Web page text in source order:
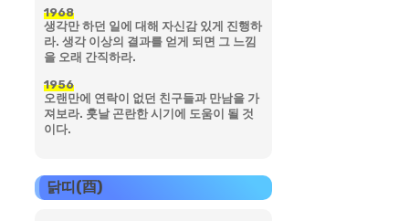
1968
생각만 하던 일에 대해 자신감 있게 진행하
라. 생각 이상의 결과를 얻게 되면 그 느낌
을 오래 간직하라.
1956
오랜만에 연락이 없던 친구들과 만남을 가
져보라. 훗날 곤란한 시기에 도움이 될 것
이다.
닭띠(酉)